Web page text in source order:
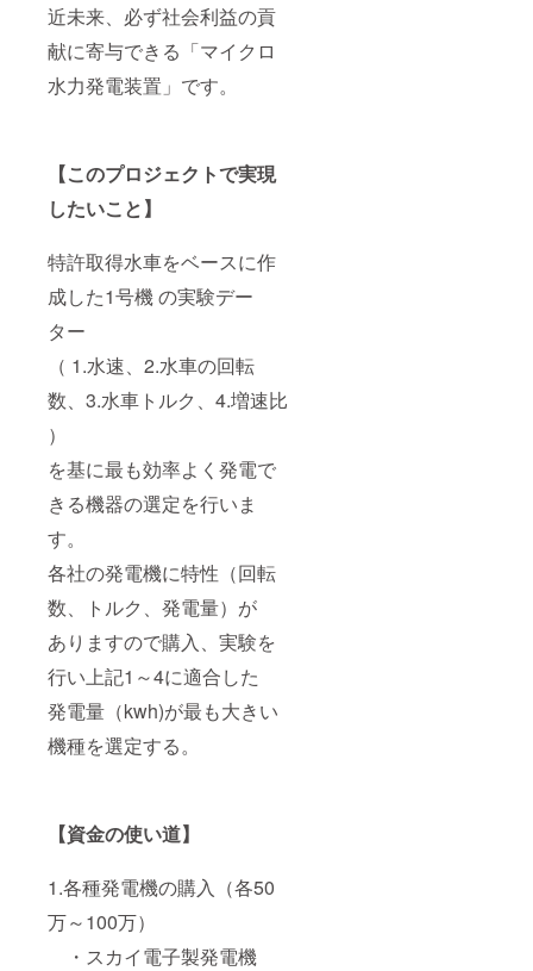
近未来、必ず社会利益の貢
献に寄与できる「マイクロ
水力発電装置」です。
【このプロジェクトで実現
したいこと】
特許取得水車をベースに作
成した1号機 の実験デー
ター
（ 1.水速、2.水車の回転
数、3.水車トルク、4.増速比
）
を基に最も効率よく発電で
きる機器の選定を行いま
す。
各社の発電機に特性（回転
数、トルク、発電量）が
ありますので購入、実験を
行い上記1～4に適合した
発電量（kwh)が最も大きい
機種を選定する。
【資金の使い道】
1.各種発電機の購入（各50
万～100万）
・スカイ電子製発電機